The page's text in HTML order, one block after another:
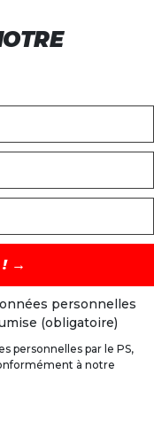
personnelles
(obligatoire)
personnelles par le PS,
à notre